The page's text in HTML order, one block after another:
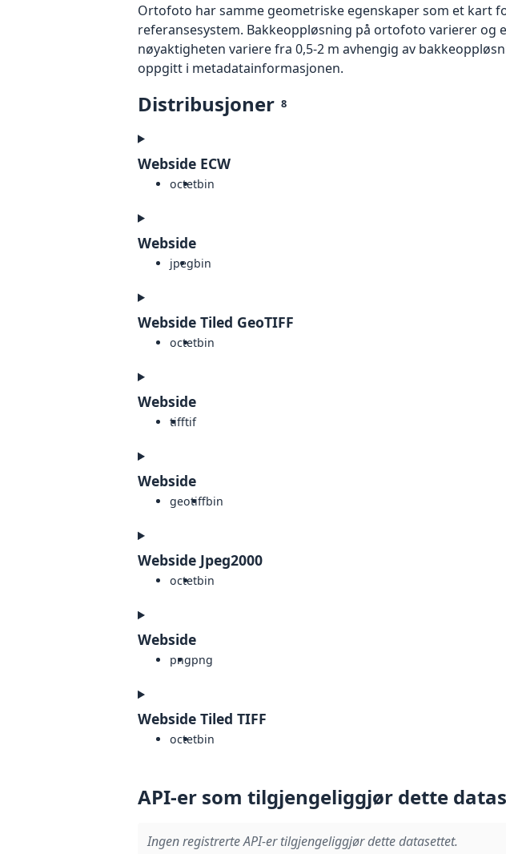
Ortofoto har samme geometriske egenskaper som et kart
referansesystem. Bakkeoppløsning på ortofoto varierer
nøyaktigheten variere fra 0,5-2 m avhengig av
oppgitt i metadatainformasjonen.
Distribusjoner 8
Webside ECW
octetbin
Webside
jpegbin
Webside Tiled GeoTIFF
octetbin
Webside
tifftif
Webside
geotiffbin
Webside Jpeg2000
octetbin
Webside
pngpng
Webside Tiled TIFF
octetbin
API-er som tilgjengeliggjør dette
Ingen registrerte API-er tilgjengeliggjør dette datasettet.